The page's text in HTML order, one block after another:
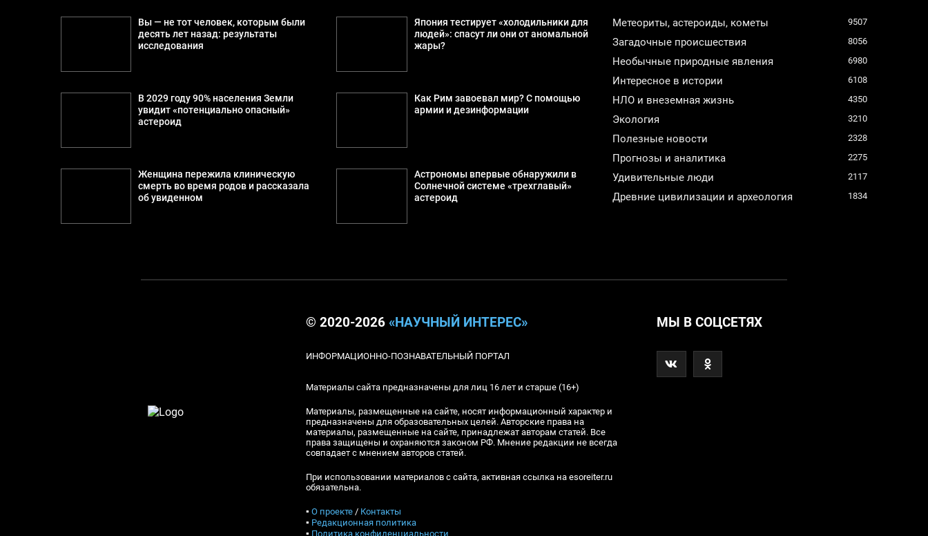
Вы — не тот человек, которым были
десять лет назад: результаты
исследования
В 2029 году 90% населения Земли
увидит «потенциально опасный»
астероид
Женщина пережила клиническую
смерть во время родов и рассказала
об увиденном
Япония тестирует «холодильники для
людей»: спасут ли они от аномальной
жары?
Как Рим завоевал мир? С помощью
армии и дезинформации
Астрономы впервые обнаружили в
Солнечной системе «трехглавый»
астероид
Метеориты, астероиды, кометы 9507
Загадочные происшествия 8056
Необычные природные явления 6980
Интересное в истории 6108
НЛО и внеземная жизнь 4350
Экология 3210
Полезные новости 2328
Прогнозы и аналитика 2275
Удивительные люди 2117
Древние цивилизации и археология 1834
© 2020-2026 «НАУЧНЫЙ ИНТЕРЕС»
ИНФОРМАЦИОННО-ПОЗНАВАТЕЛЬНЫЙ ПОРТАЛ
Материалы сайта предназначены для лиц 16 лет и старше (16+)
Материалы, размещенные на сайте, носят информационный характер и
предназначены для образовательных целей. Авторские права на
материалы, размещенные на сайте, принадлежат авторам статей. Все
права защищены и охраняются законом РФ. Мнение редакции не всегда
совпадает с мнением авторов статей.
При использовании материалов с сайта, активная ссылка на esoreiter.ru
обязательна.
▪ О проекте/ Контакты
▪ Редакционная политика
▪ Политика конфиденциальности
МЫ В СОЦСЕТЯХ